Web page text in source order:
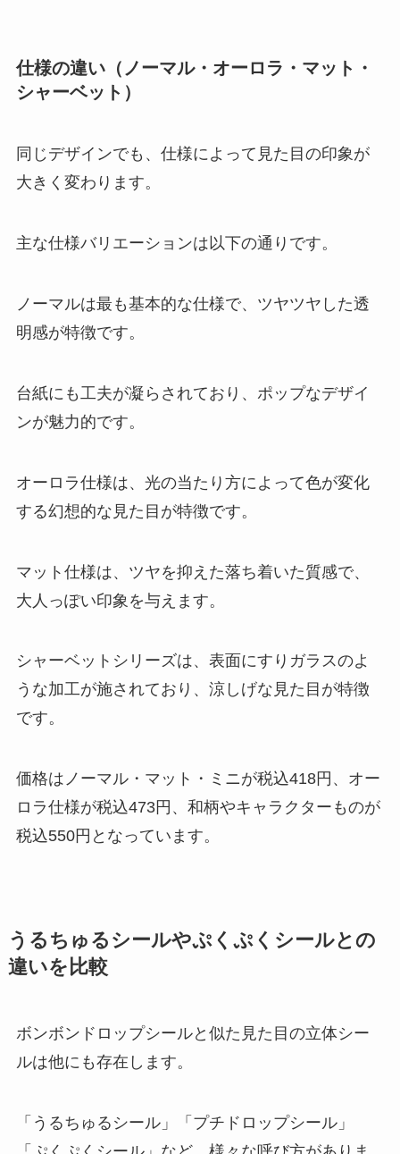
仕様の違い（ノーマル・オーロラ・マット・
シャーベット）
同じデザインでも、仕様によって見た目の印象が
大きく変わります。
主な仕様バリエーションは以下の通りです。
ノーマルは最も基本的な仕様で、ツヤツヤした透
明感が特徴です。
台紙にも工夫が凝らされており、ポップなデザイ
ンが魅力的です。
オーロラ仕様は、光の当たり方によって色が変化
する幻想的な見た目が特徴です。
マット仕様は、ツヤを抑えた落ち着いた質感で、
大人っぽい印象を与えます。
シャーベットシリーズは、表面にすりガラスのよ
うな加工が施されており、涼しげな見た目が特徴
です。
価格はノーマル・マット・ミニが税込418円、オー
ロラ仕様が税込473円、和柄やキャラクターものが
税込550円となっています。
うるちゅるシールやぷくぷくシールとの
違いを比較
ボンボンドロップシールと似た見た目の立体シー
ルは他にも存在します。
「うるちゅるシール」「プチドロップシール」